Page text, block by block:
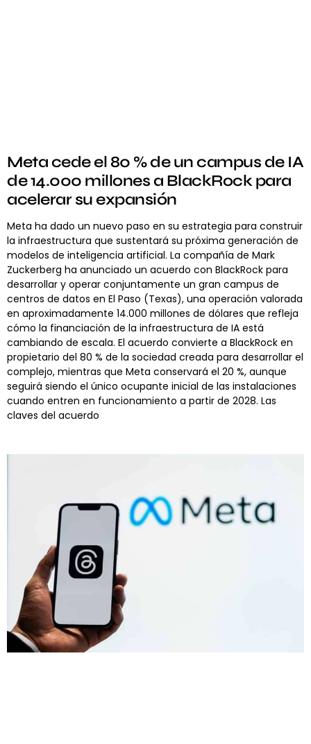
Meta cede el 80 % de un campus de IA
de 14.000 millones a BlackRock para
acelerar su expansión
Meta ha dado un nuevo paso en su estrategia para construir
la infraestructura que sustentará su próxima generación de
modelos de inteligencia artificial. La compañía de Mark
Zuckerberg ha anunciado un acuerdo con BlackRock para
desarrollar y operar conjuntamente un gran campus de
centros de datos en El Paso (Texas), una operación valorada
en aproximadamente 14.000 millones de dólares que refleja
cómo la financiación de la infraestructura de IA está
cambiando de escala. El acuerdo convierte a BlackRock en
propietario del 80 % de la sociedad creada para desarrollar el
complejo, mientras que Meta conservará el 20 %, aunque
seguirá siendo el único ocupante inicial de las instalaciones
cuando entren en funcionamiento a partir de 2028. Las
claves del acuerdo